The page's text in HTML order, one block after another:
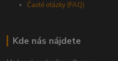
Časté otázky (FAQ)
Kde nás nájdete